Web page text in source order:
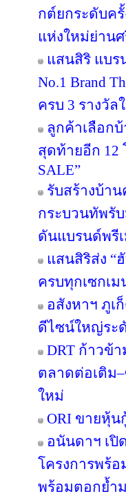
กต์ยกระดับครั้
แห่งใหม่ย่าน
แสนสิริ แบร
No.1 Brand
ครบ 3 รางวั
ลูกค้าเลือก
สุดท้ายอีก 12
SALE”
รับสร้างบ้า
กระบวนทัพรั
ดันแบรนด์พรี
แสนสิริส่ง “
ครบทุกเซกเ
อสังหาฯ ภูเ
ดีไซน์ใหญ่ระ
DRT ก้าวข้
ตลาดต่อเติม
ใหม่
ORI ขายหุ้น
อนันดาฯ เปิ
โครงการพร้
พร้อมตอกย้ำม